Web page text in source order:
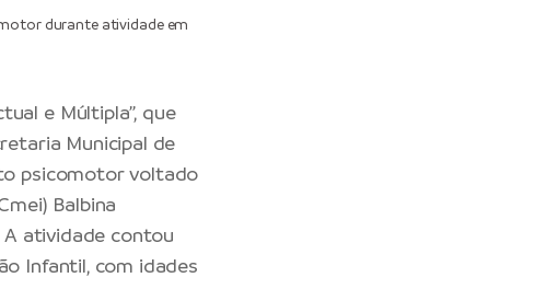
durante atividade em
e Múltipla”, que
Municipal de
psicomotor voltado
Balbina
A atividade contou
Infantil, com idades